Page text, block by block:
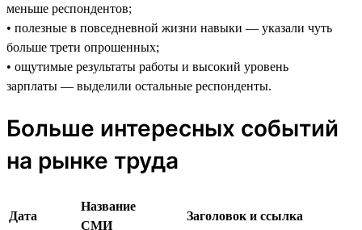
меньше респондентов;
• полезные в повседневной жизни навыки — указали чуть
больше трети опрошенных;
• ощутимые результаты работы и высокий уровень
зарплаты — выделили остальные респонденты.
Больше интересных событий
на рынке труда
Дата
Название
СМИ
Заголовок и ссылка